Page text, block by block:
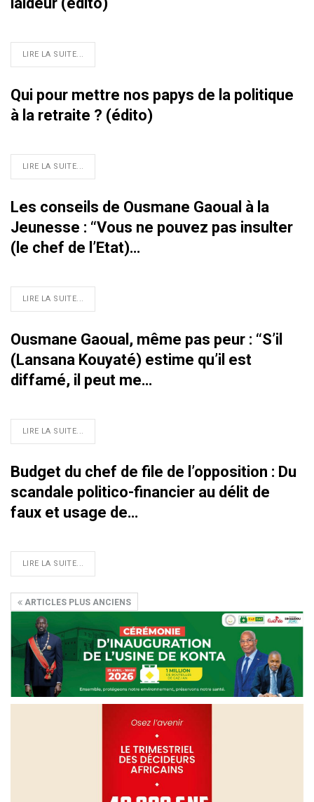
LIRE LA SUITE...
Qui pour mettre nos papys de la politique
à la retraite ? (édito)
LIRE LA SUITE...
Les conseils de Ousmane Gaoual à la
Jeunesse : ‘‘Vous ne pouvez pas insulter
(le chef de l’Etat)…
LIRE LA SUITE...
Ousmane Gaoual, même pas peur : ‘‘S’il
(Lansana Kouyaté) estime qu’il est
diffamé, il peut me…
LIRE LA SUITE...
Budget du chef de file de l’opposition : Du
scandale politico-financier au délit de
faux et usage de…
LIRE LA SUITE...
ARTICLES PLUS ANCIENS